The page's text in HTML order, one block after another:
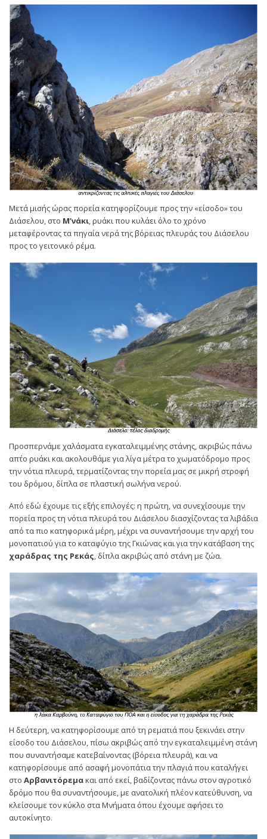
Μετά μισής ώρας πορεία κατηφορίζουμε προς την «είσοδο» του
Διάσελου, στο Μ’νάκι, ρυάκι που κυλάει όλο το χρόνο
μεταφέροντας τα πηγαία νερά της βόρειας πλευράς του Διάσελου
προς το γειτονικό ρέμα.
Προσπερνάμε χαλάσματα εγκαταλειμμένης στάνης, ακριβώς πάνω
απ΄το ρυάκι και ακολουθάμε για λίγα μέτρα το χωματόδρομο προς
την νότια πλευρά, τερματίζοντας την πορεία μας σε μικρή στροφή
του δρόμου, δίπλα σε πλαστική σωλήνα νερού.
Από εδώ έχουμε τις εξής επιλογές: η πρώτη, να συνεχίσουμε την
πορεία προς τη νότια πλευρά του Διάσελου διασχίζοντας τα λιβάδια
από τα πιο κατηφορικά μέρη, μέχρι να συναντήσουμε την αρχή του
μονοπατιού για το καταφύγιο της Γκιώνας και για την κατάβαση της
χαράδρας της Ρεκάς, δίπλα ακριβώς από στάνη με ζώα.
Η δεύτερη, να κατηφορίσουμε από τη ρεματιά που ξεκινάει στην
είσοδο του Διάσελου, πίσω ακριβώς από την εγκαταλειμμένη στάνη
που συναντήσαμε κατεβαίνοντας (βόρεια πλευρά), και να
κατηφορίσουμε από ασαφή μονοπάτια την πλαγιά που καταλήγει
στο Αρβανιτόρεμακαι από εκεί, βαδίζοντας πάνω στον αγροτικό
δρόμο που θα συναντήσουμε, με ανατολική πλέον κατεύθυνση, να
κλείσουμε τον κύκλο στα Μνήματα όπου έχουμε αφήσει το
αυτοκίνητο.